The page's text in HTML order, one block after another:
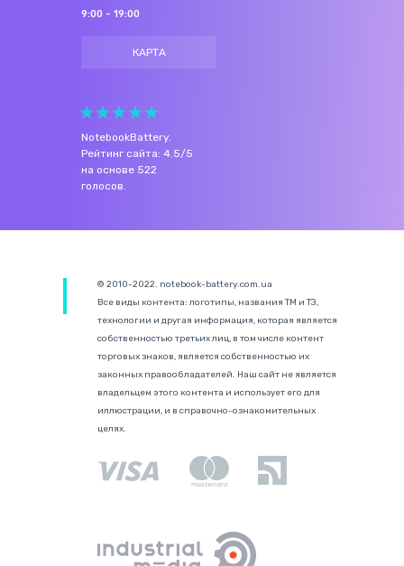
9:00 - 19:00
КАРТА
NotebookBattery.
Рейтинг сайта: 4.5/5
на основе 522
голосов.
© 2010-2022. notebook-battery.com.ua
Все виды контента: логотипы, названия ТМ и ТЗ,
технологии и другая информация, которая является
собственностью третьих лиц, в том числе контент
торговых знаков, является собственностью их
законных правообладателей. Наш сайт не является
владельцем этого контента и использует его для
иллюстрации, и в справочно-ознакомительных
целях.